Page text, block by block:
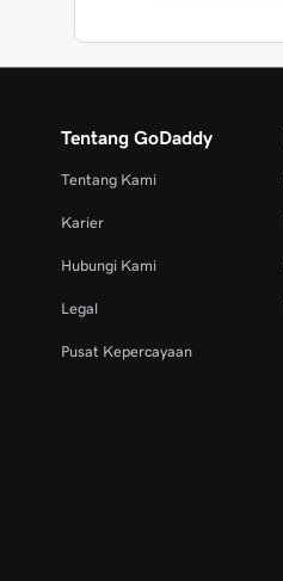
Tentang GoDaddy
Tentang Kami
Karier
Hubungi Kami
Legal
Pusat Kepercayaan